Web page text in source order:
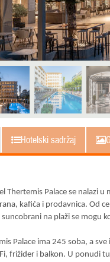
Hotelski sadržaj
Thertemis Palace se nalazi
kafića i prodavnica. Od
suncobrani na plaži se mogu
Palace ima 245 soba, a
frižider i balkon. U ponudi